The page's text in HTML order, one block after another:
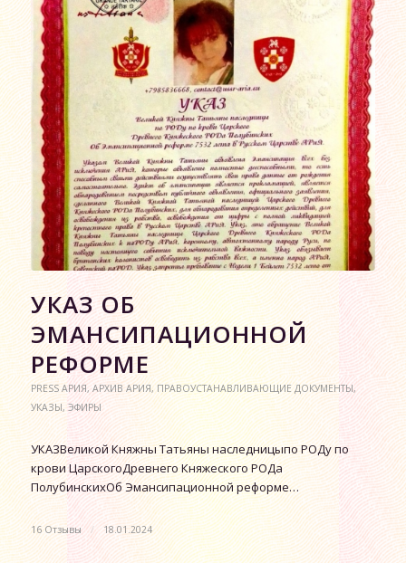
УКАЗ ОБ
ЭМАНСИПАЦИОННОЙ
РЕФОРМЕ
PRESS АРИЯ,АРХИВ АРИЯ,ПРАВОУСТАНАВЛИВАЮЩИЕ ДОКУМЕНТЫ,
УКАЗЫ,ЭФИРЫ
УКАЗВеликой Княжны Татьяны наследницыпо РОДу по
крови ЦарскогоДревнего Княжеского РОДа
ПолубинскихОб Эмансипационной реформе…
16 Отзывы / 18.01.2024